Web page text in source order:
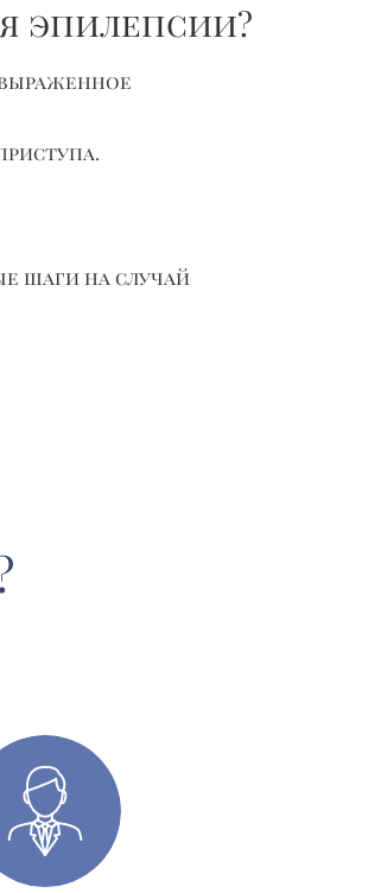
эпилепсии?
шаги на случай